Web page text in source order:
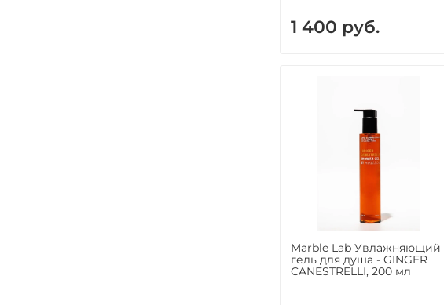
1 400 руб.
Marble Lab Увлажняющий
гель для душа - GINGER
CANESTRELLI, 200 мл